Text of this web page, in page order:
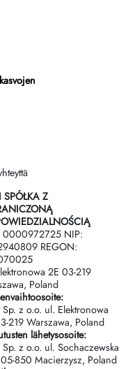
SPÓŁKA Z
0000972725 NIP:
REGON:
2Е 03-219
Poland
z o.o. ul. Elektronowa
219 Warszawa, Poland
lähetysosoite:
z o.o. ul. Sochaczewska
850 Macierzysz, Poland